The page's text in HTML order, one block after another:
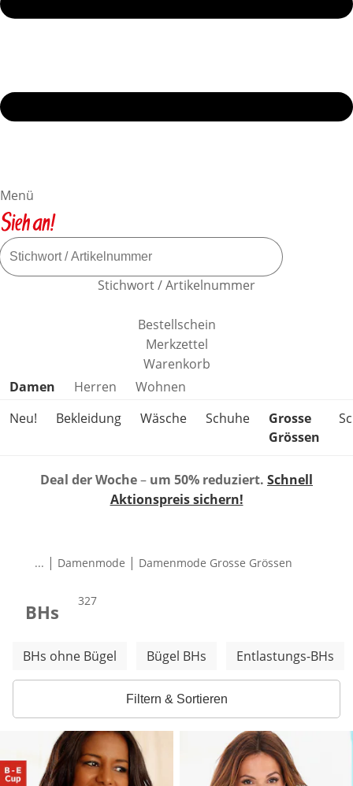
Menü
Stichwort / Artikelnummer
Bestellschein
Merkzettel
Warenkorb
Produktkategorien überspringen
Damen Herren
Wohnen
Neu!
Bekleidung Wäsche Schuhe
Grosse
Grössen
Deal der Woche– um 50% reduziert. Schnell
Aktionspreis sichern!
... | Damenmode | Damenmode Grosse Grössen
BHs Produkte
327
Weitere Kategorien überspringen
BHs ohne Bügel Bügel BHs Entlastungs-BHs
Filtern & Sortieren